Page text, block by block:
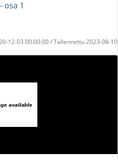
osa 1
12-03 00:00:00 / Tallennettu 2023-08-10